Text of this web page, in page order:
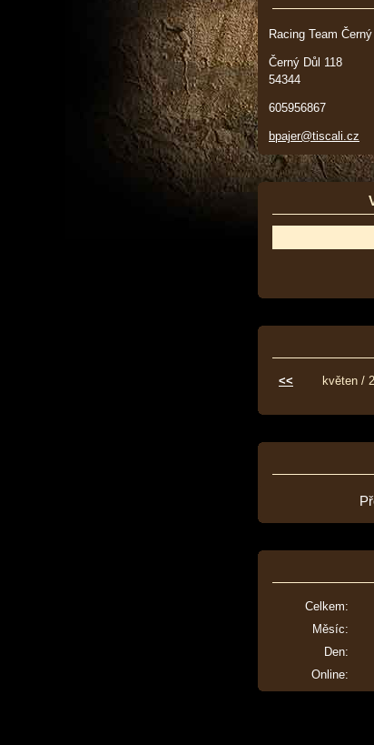
Racing Team Černý
Černý Důl 118
54344
605956867
bpajer@tiscali.cz
<< květen /
Online:
Celkem:
Měsíc:
Den: